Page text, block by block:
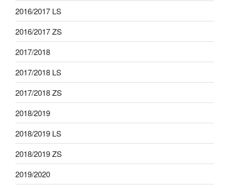
2016/2017 LS
2016/2017 ZS
2017/2018
2017/2018 LS
2017/2018 ZS
2018/2019
2018/2019 LS
2018/2019 ZS
2019/2020